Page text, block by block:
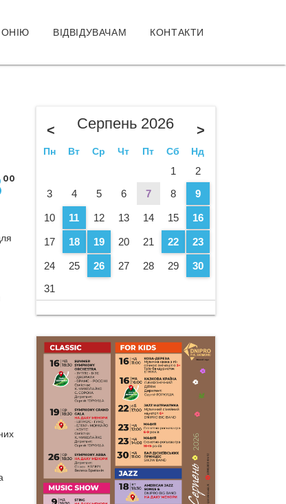
ВІДВІДУВАЧАМ КОНТАКТИ
00
Серпень 2026 >
<
Пн Вт Ср Чт Пт Сб Нд
1
2
3
4 5 6 7 8 9
10 11 12 13 14 15 16
17 18 19 20 21 22 23
24 25 26 27 28 29
30
31